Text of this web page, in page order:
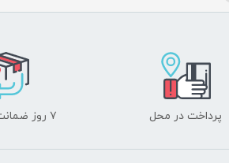
پرداخت در محل ۷ روز ضمانت بازگشت